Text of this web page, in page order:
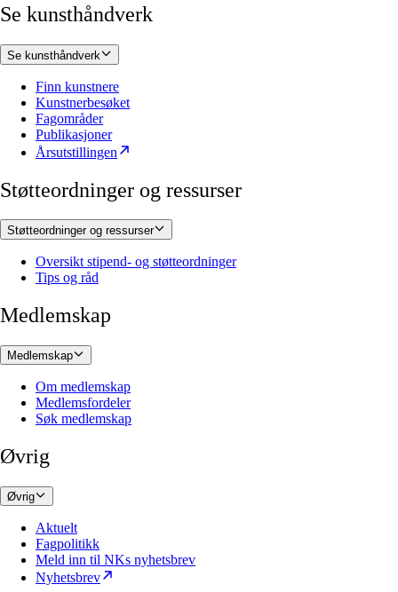
Se kunsthåndverk
Se kunsthåndverk
Finn kunstnere
Kunstnerbesøket
Fagområder
Publikasjoner
Årsutstillingen
Støtteordninger og ressurser
Støtteordninger og ressurser
Oversikt stipend- og støtteordninger
Tips og råd
Medlemskap
Medlemskap
Om medlemskap
Medlemsfordeler
Søk medlemskap
Øvrig
Øvrig
Aktuelt
Fagpolitikk
Meld inn til NKs nyhetsbrev
Nyhetsbrev